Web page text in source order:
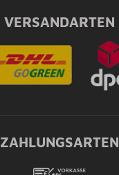
VERSANDARTEN
ZAHLUNGSARTEN